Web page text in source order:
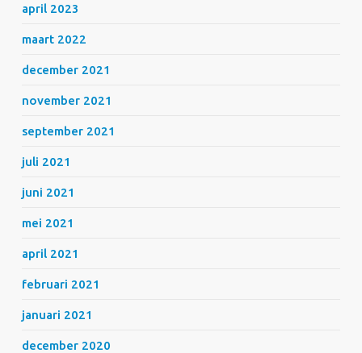
april 2023
maart 2022
december 2021
november 2021
september 2021
juli 2021
juni 2021
mei 2021
april 2021
februari 2021
januari 2021
december 2020